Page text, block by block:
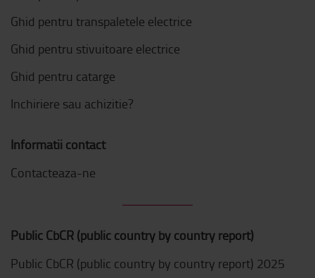
Ghid pentru transpaletele electrice
Ghid pentru stivuitoare electrice
Ghid pentru catarge
Inchiriere sau achizitie?
Informatii contact
Contacteaza-ne
Public CbCR (public country by country report)
Public CbCR (public country by country report) 2025